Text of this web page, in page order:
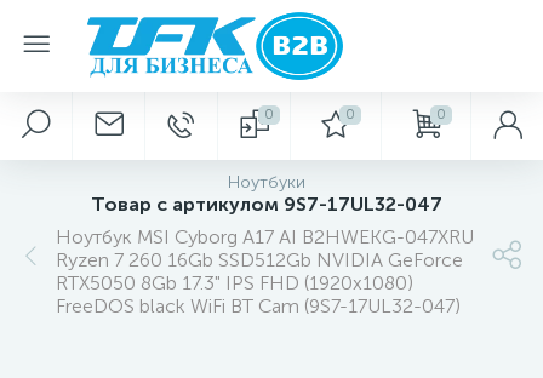
0 0 0
Ноутбуки
Товар с артикулом 9S7-17UL32-047
Ноутбук MSI Cyborg A17 AI B2HWEKG-047XRU
Ryzen 7 260 16Gb SSD512Gb NVIDIA GeForce
RTX5050 8Gb 17.3" IPS FHD (1920x1080)
FreeDOS black WiFi BT Cam (9S7-17UL32-047)